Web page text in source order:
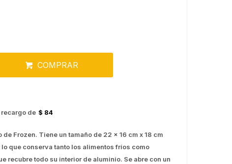
COMPRAR
recargo de $ 84
Frozen. Tiene un tamaño de 22 x 16 cm x 18 cm
que conserva tanto los alimentos fríos como
recubre todo su interior de aluminio. Se abre con un